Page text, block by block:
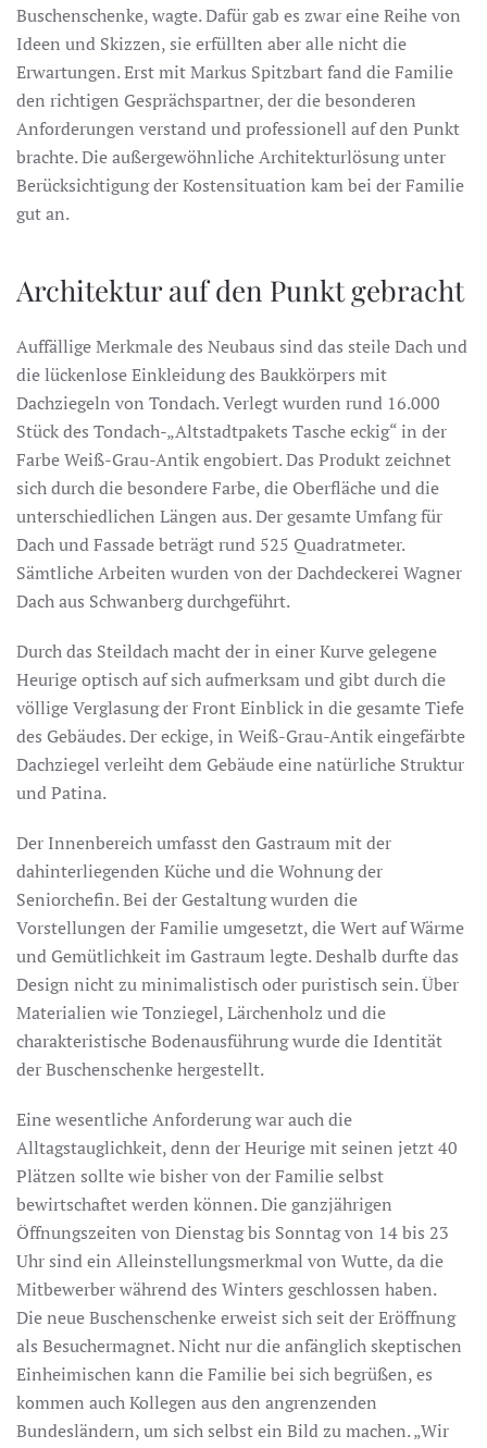
Buschenschenke, wagte. Dafür gab es zwar eine Reihe von
Ideen und Skizzen, sie erfüllten aber alle nicht die
Erwartungen. Erst mit Markus Spitzbart fand die Familie
den richtigen Gesprächspartner, der die besonderen
Anforderungen verstand und professionell auf den Punkt
brachte. Die außergewöhnliche Architekturlösung unter
Berücksichtigung der Kostensituation kam bei der Familie
gut an.
Architektur auf den Punkt gebracht
Auffällige Merkmale des Neubaus sind das steile Dach und
die lückenlose Einkleidung des Baukkörpers mit
Dachziegeln von Tondach. Verlegt wurden rund 16.000
Stück des Tondach-„Altstadtpakets Tasche eckig“ in der
Farbe Weiß-Grau-Antik engobiert. Das Produkt zeichnet
sich durch die besondere Farbe, die Oberfläche und die
unterschiedlichen Längen aus. Der gesamte Umfang für
Dach und Fassade beträgt rund 525 Quadratmeter.
Sämtliche Arbeiten wurden von der Dachdeckerei Wagner
Dach aus Schwanberg durchgeführt.
Durch das Steildach macht der in einer Kurve gelegene
Heurige optisch auf sich aufmerksam und gibt durch die
völlige Verglasung der Front Einblick in die gesamte Tiefe
des Gebäudes. Der eckige, in Weiß-Grau-Antik eingefärbte
Dachziegel verleiht dem Gebäude eine natürliche Struktur
und Patina.
Der Innenbereich umfasst den Gastraum mit der
dahinterliegenden Küche und die Wohnung der
Seniorchefin. Bei der Gestaltung wurden die
Vorstellungen der Familie umgesetzt, die Wert auf Wärme
und Gemütlichkeit im Gastraum legte. Deshalb durfte das
Design nicht zu minimalistisch oder puristisch sein. Über
Materialien wie Tonziegel, Lärchenholz und die
charakteristische Bodenausführung wurde die Identität
der Buschenschenke hergestellt.
Eine wesentliche Anforderung war auch die
Alltagstauglichkeit, denn der Heurige mit seinen jetzt 40
Plätzen sollte wie bisher von der Familie selbst
bewirtschaftet werden können. Die ganzjährigen
Öffnungszeiten von Dienstag bis Sonntag von 14 bis 23
Uhr sind ein Alleinstellungsmerkmal von Wutte, da die
Mitbewerber während des Winters geschlossen haben.
Die neue Buschenschenke erweist sich seit der Eröffnung
als Besuchermagnet. Nicht nur die anfänglich skeptischen
Einheimischen kann die Familie bei sich begrüßen, es
kommen auch Kollegen aus den angrenzenden
Bundesländern, um sich selbst ein Bild zu machen. „Wir